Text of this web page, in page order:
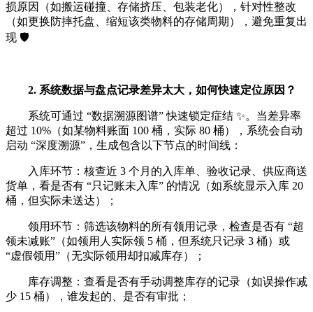
损原因（如搬运碰撞、存储挤压、包装老化），针对性整改
（如更换防摔托盘、缩短该类物料的存储周期），避免重复出
现 🛡️
2. 系统数据与盘点记录差异太大，如何快速定位原因？
系统可通过 “数据溯源图谱” 快速锁定症结 ✨。当差异率
超过 10%（如某物料账面 100 桶，实际 80 桶），系统会自动
启动 “深度溯源”，生成包含以下节点的时间线：
入库环节：核查近 3 个月的入库单、验收记录、供应商送
货单，看是否有 “只记账未入库” 的情况（如系统显示入库 20
桶，但实际未送达）；
领用环节：筛选该物料的所有领用记录，检查是否有 “超
领未减账”（如领用人实际领 5 桶，但系统只记录 3 桶）或
“虚假领用”（无实际领用却扣减库存）；
库存调整：查看是否有手动调整库存的记录（如误操作减
少 15 桶），谁发起的、是否有审批；